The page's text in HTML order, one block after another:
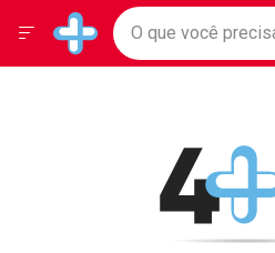
Drogarias Pacheco
Baixe nosso APP e
Ir direto para a home
pela página
Ir direto para o conteúdo
Ir direto para a busca
Ir direto para a notificações
Ir direto para o carrinho
Faça a sua busca
O que você
Menu